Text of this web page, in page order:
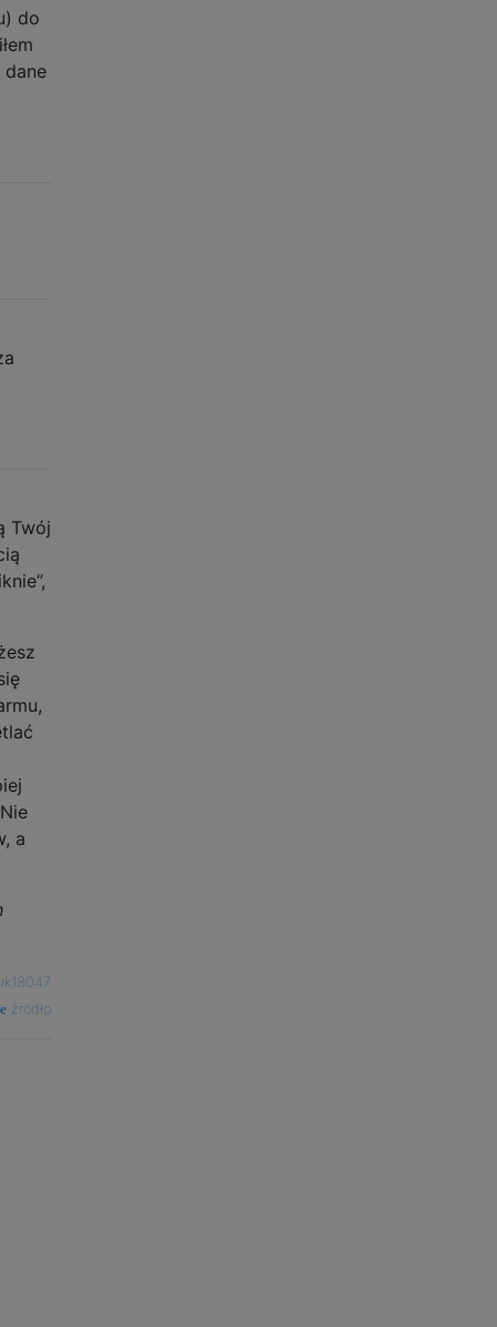
do
dane
Twój
a
źródło